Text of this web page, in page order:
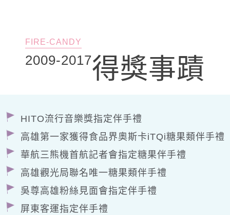
FIRE-CANDY
2009-2017得獎事蹟
HITO流行音樂獎指定伴手禮
高雄第一家獲得食品界奧斯卡iTQi糖果類伴手禮
華航三熊機首航記者會指定糖果伴手禮
高雄觀光局聯名唯一糖果類伴手禮
吳尊高雄粉絲見面會指定伴手禮
屏東客運指定伴手禮